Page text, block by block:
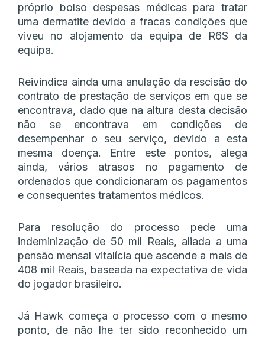
próprio bolso despesas médicas para tratar
uma dermatite devido a fracas condições que
viveu no alojamento da equipa de R6S da
equipa.
Reivindica ainda uma anulação da rescisão do
contrato de prestação de serviços em que se
encontrava, dado que na altura desta decisão
não se encontrava em condições de
desempenhar o seu serviço, devido a esta
mesma doença. Entre este pontos, alega
ainda, vários atrasos no pagamento de
ordenados que condicionaram os pagamentos
e consequentes tratamentos médicos.
Para resolução do processo pede uma
indeminização de 50 mil Reais, aliada a uma
pensão mensal vitalícia que ascende a mais de
408 mil Reais, baseada na expectativa de vida
do jogador brasileiro.
Já Hawk começa o processo com o mesmo
ponto, de não lhe ter sido reconhecido um